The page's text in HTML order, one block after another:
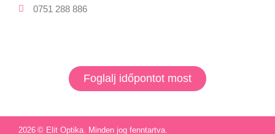
0751 288 886
Foglalj időpontot most
2026 © Elit Optika. Minden jog fenntartva.